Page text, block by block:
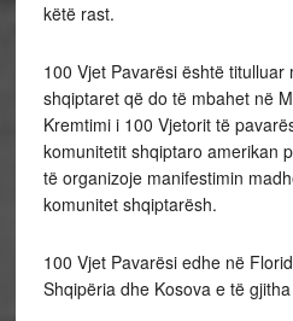
këtë rast.
100 Vjet Pavarësi është
shqiptaret që do të mbahet në
Kremtimi i 100 Vjetorit të
komunitetit shqiptaro amerikan
të organizoje manifestimin
komunitet shqiptarësh.
100 Vjet Pavarësi edhe në
Shqipëria dhe Kosova e të